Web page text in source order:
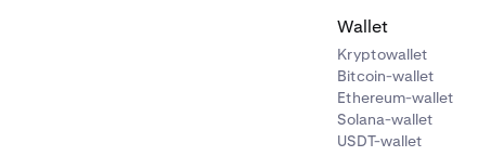
Wallet
Kryptowallet
Bitcoin-wallet
Ethereum-wallet
Solana-wallet
USDT-wallet